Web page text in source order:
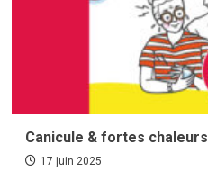
Canicule & fortes chaleurs
17 juin 2025